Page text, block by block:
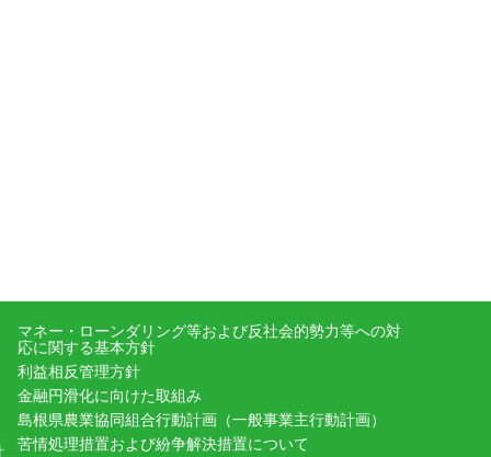
マネー・ローンダリング等および反社会的勢力等への対
応に関する基本方針
利益相反管理方針
金融円滑化に向けた取組み
島根県農業協同組合行動計画（一般事業主行動計画）
苦情処理措置および紛争解決措置について